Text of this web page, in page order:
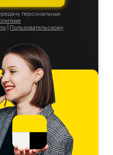
персональных
Пользовательскому